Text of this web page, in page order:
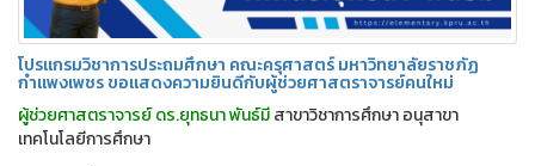
โปรแกรมวิชาการประถมศึกษา คณะครุศาสตร์ มหาวิทยาลัยราชภัฏ
กำแพงเพชร ขอแสดงความยินดีกับผู้ช่วยศาสตราจารย์คนใหม่
ผู้ช่วยศาสตราจารย์ ดร.ยุทธนา พันธ์มีสาขาวิชาการศึกษา อนุสาขา
เทคโนโลยีการศึกษา